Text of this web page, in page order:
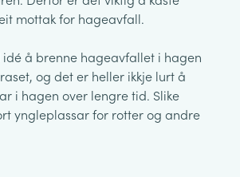
mottak for hageavfall.
å brenne hageavfallet i hagen
og det er heller ikkje lurt å
i hagen over lengre tid. Slike
yngleplassar for rotter og andre